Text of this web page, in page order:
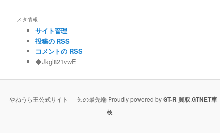
メタ情報
サイト管理
投稿の RSS
コメントの RSS
◆Jkgl821vwE
やねうら王公式サイト --- 知の最先端 Proudly powered byGT-R 買取,GTNET車
検